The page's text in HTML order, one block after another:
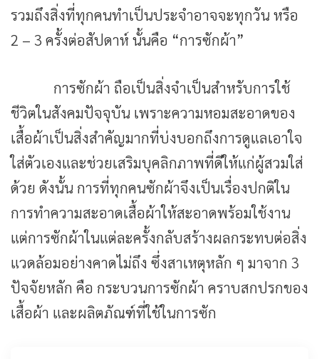
รวมถึงสิ่งที่ทุกคนทำเป็นประจำอาจจะทุกวัน หรือ
2 – 3 ครั้งต่อสัปดาห์ นั้นคือ “การซักผ้า”
การซักผ้า ถือเป็นสิ่งจำเป็นสำหรับการใช้
ชีวิตในสังคมปัจจุบัน เพราะความหอมสะอาดของ
เสื้อผ้าเป็นสิ่งสำคัญมากที่บ่งบอกถึงการดูแลเอาใจ
ใส่ตัวเองและช่วยเสริมบุคลิกภาพที่ดีให้แก่ผู้สวมใส่
ด้วย ดังนั้น การที่ทุกคนซักผ้าจึงเป็นเรื่องปกติใน
การทำความสะอาดเสื้อผ้าให้สะอาดพร้อมใช้งาน
แต่การซักผ้าในแต่ละครั้งกลับสร้างผลกระทบต่อสิ่ง
แวดล้อมอย่างคาดไม่ถึง ซึ่งสาเหตุหลัก ๆ มาจาก 3
ปัจจัยหลัก คือ กระบวนการซักผ้า คราบสกปรกของ
เสื้อผ้า และผลิตภัณฑ์ที่ใช้ในการซัก